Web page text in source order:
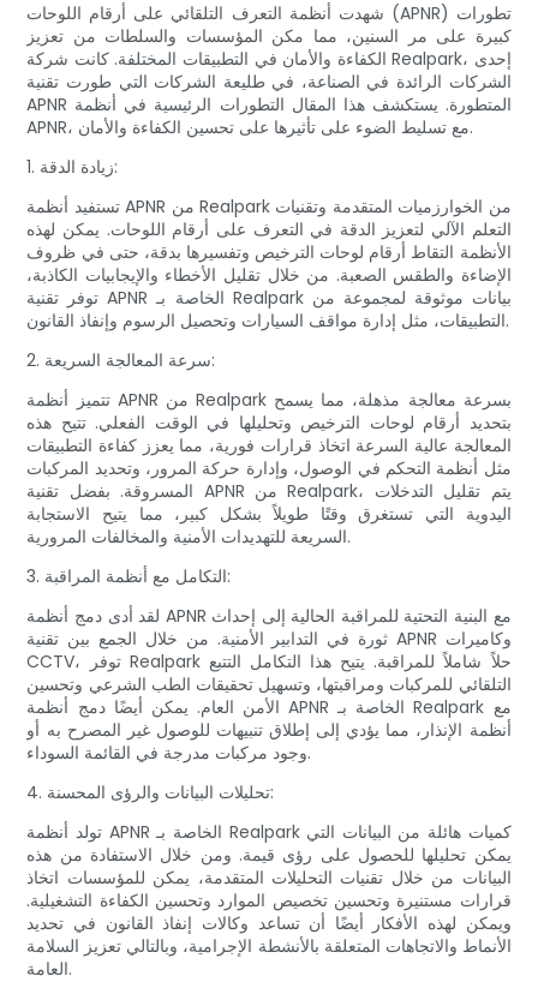
شهدت أنظمة التعرف التلقائي على أرقام اللوحات (APNR) تطورات
كبيرة على مر السنين، مما مكن المؤسسات والسلطات من تعزيز
الكفاءة والأمان في التطبيقات المختلفة. كانت شركة Realpark، إحدى
الشركات الرائدة في الصناعة، في طليعة الشركات التي طورت تقنية
APNR المتطورة. يستكشف هذا المقال التطورات الرئيسية في أنظمة
APNR، مع تسليط الضوء على تأثيرها على تحسين الكفاءة والأمان.
1. زيادة الدقة:
تستفيد أنظمة APNR من Realpark من الخوارزميات المتقدمة وتقنيات
التعلم الآلي لتعزيز الدقة في التعرف على أرقام اللوحات. يمكن لهذه
الأنظمة التقاط أرقام لوحات الترخيص وتفسيرها بدقة، حتى في ظروف
الإضاءة والطقس الصعبة. من خلال تقليل الأخطاء والإيجابيات الكاذبة،
توفر تقنية APNR الخاصة بـ Realpark بيانات موثوقة لمجموعة من
التطبيقات، مثل إدارة مواقف السيارات وتحصيل الرسوم وإنفاذ القانون.
2. سرعة المعالجة السريعة:
تتميز أنظمة APNR من Realpark بسرعة معالجة مذهلة، مما يسمح
بتحديد أرقام لوحات الترخيص وتحليلها في الوقت الفعلي. تتيح هذه
المعالجة عالية السرعة اتخاذ قرارات فورية، مما يعزز كفاءة التطبيقات
مثل أنظمة التحكم في الوصول، وإدارة حركة المرور، وتحديد المركبات
المسروقة. بفضل تقنية APNR من Realpark، يتم تقليل التدخلات
اليدوية التي تستغرق وقتًا طويلاً بشكل كبير، مما يتيح الاستجابة
السريعة للتهديدات الأمنية والمخالفات المرورية.
3. التكامل مع أنظمة المراقبة:
لقد أدى دمج أنظمة APNR مع البنية التحتية للمراقبة الحالية إلى إحداث
ثورة في التدابير الأمنية. من خلال الجمع بين تقنية APNR وكاميرات
CCTV، توفر Realpark حلاً شاملاً للمراقبة. يتيح هذا التكامل التتبع
التلقائي للمركبات ومراقبتها، وتسهيل تحقيقات الطب الشرعي وتحسين
الأمن العام. يمكن أيضًا دمج أنظمة APNR الخاصة بـ Realpark مع
أنظمة الإنذار، مما يؤدي إلى إطلاق تنبيهات للوصول غير المصرح به أو
وجود مركبات مدرجة في القائمة السوداء.
4. تحليلات البيانات والرؤى المحسنة:
تولد أنظمة APNR الخاصة بـ Realpark كميات هائلة من البيانات التي
يمكن تحليلها للحصول على رؤى قيمة. ومن خلال الاستفادة من هذه
البيانات من خلال تقنيات التحليلات المتقدمة، يمكن للمؤسسات اتخاذ
قرارات مستنيرة وتحسين تخصيص الموارد وتحسين الكفاءة التشغيلية.
ويمكن لهذه الأفكار أيضًا أن تساعد وكالات إنفاذ القانون في تحديد
الأنماط والاتجاهات المتعلقة بالأنشطة الإجرامية، وبالتالي تعزيز السلامة
العامة.